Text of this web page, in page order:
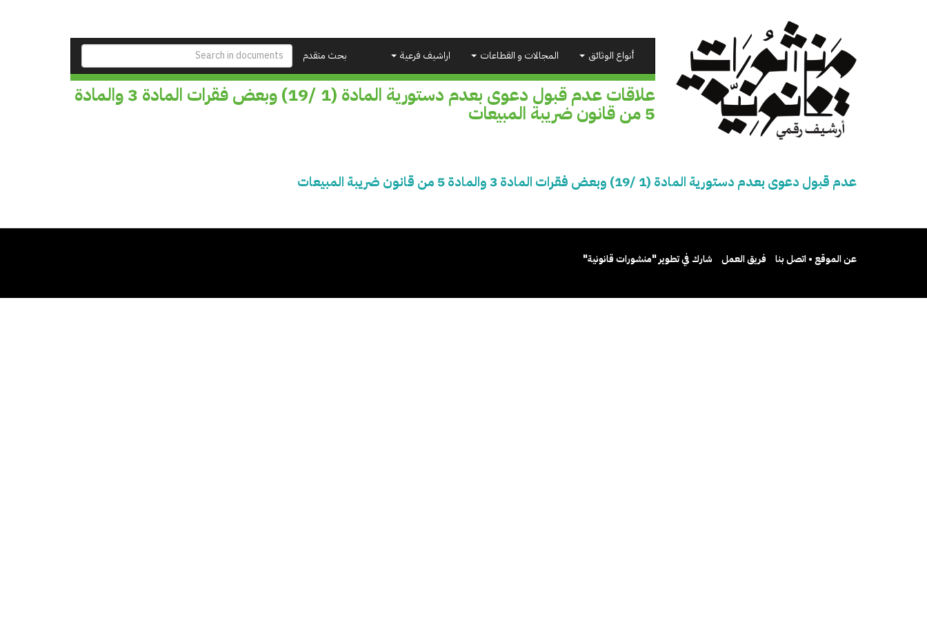
بحث متقدم أنواع الوثائق المجالات و القطاعات اراشيف فرعية
علاقات عدم قبول دعوى بعدم دستورية المادة (1 /19) وبعض فقرات المادة 3 والمادة
5 من قانون ضريبة المبيعات
عدم قبول دعوى بعدم دستورية المادة (1 /19) وبعض فقرات المادة 3 والمادة 5 من قانون ضريبة المبيعات
عن الموقع • اتصل بنا فريق العمل شارك في تطوير "منشورات قانونية"